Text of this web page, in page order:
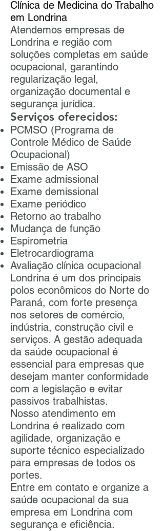
Clínica de Medicina do Trabalho
em Londrina
Atendemos empresas de
Londrina e região com
soluções completas em saúde
ocupacional, garantindo
regularização legal,
organização documental e
segurança jurídica.
Serviços oferecidos:
PCMSO (Programa de
Controle Médico de Saúde
Ocupacional)
Emissão de ASO
Exame admissional
Exame demissional
Exame periódico
Retorno ao trabalho
Mudança de função
Espirometria
Eletrocardiograma
Avaliação clínica ocupacional
Londrina é um dos principais
polos econômicos do Norte do
Paraná, com forte presença
nos setores de comércio,
indústria, construção civil e
serviços. A gestão adequada
da saúde ocupacional é
essencial para empresas que
desejam manter conformidade
com a legislação e evitar
passivos trabalhistas.
Nosso atendimento em
Londrina é realizado com
agilidade, organização e
suporte técnico especializado
para empresas de todos os
portes.
Entre em contato e organize a
saúde ocupacional da sua
empresa em Londrina com
segurança e eficiência.